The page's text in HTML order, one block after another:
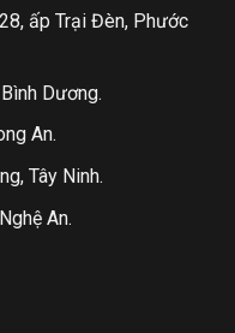
ấp Trại Đèn, Phước
Dương.
An.
Tây Ninh.
An.